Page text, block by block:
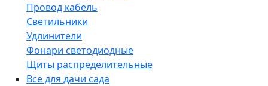
Провод кабель
Светильники
Удлинители
Фонари светодиодные
Щиты распределительные
Все для дачи сада